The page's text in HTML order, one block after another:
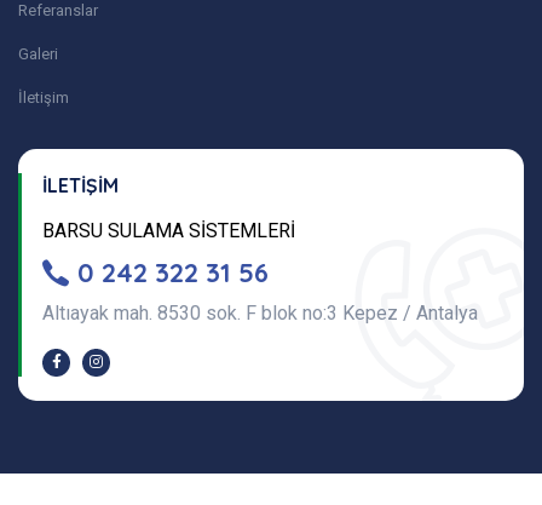
Referanslar
Galeri
İletişim
İLETİŞİM
BARSU SULAMA SİSTEMLERİ
0 242 322 31 56
Altıayak mah. 8530 sok. F blok no:3 Kepez / Antalya